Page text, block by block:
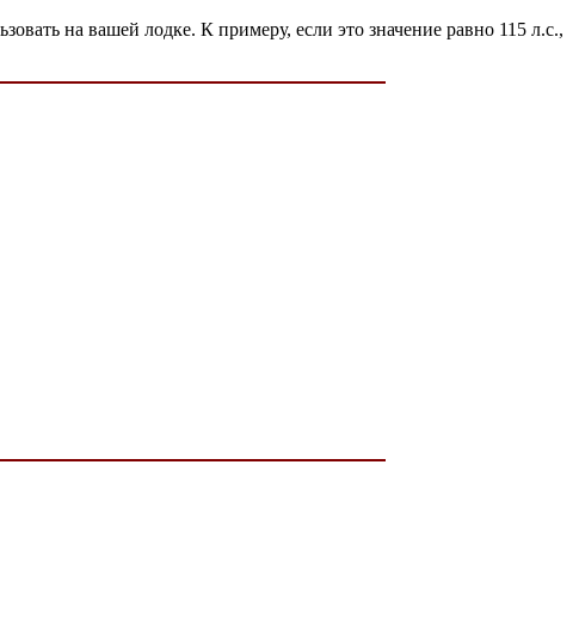
на вашей лодке. К примеру, если это значение равно 115 л.с.,